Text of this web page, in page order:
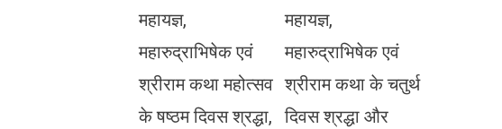
महायज्ञ,
महारुद्राभिषेक एवं
श्रीराम कथा महोत्सव
के षष्ठम दिवस श्रद्धा,
महायज्ञ,
महारुद्राभिषेक एवं
श्रीराम कथा के चतुर्थ
दिवस श्रद्धा और